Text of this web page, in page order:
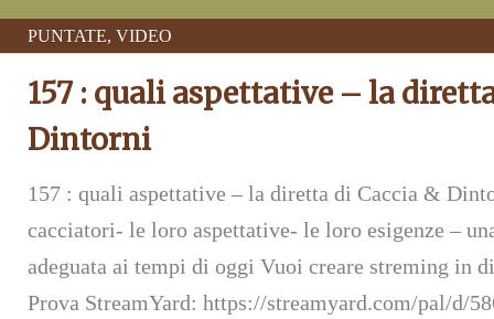
PUNTATE, VIDEO
157 : quali aspettative – la
Dintorni
157 : quali aspettative – la diretta di Caccia &
cacciatori- le loro aspettative- le loro esigenze –
adeguata ai tempi di oggi Vuoi creare streming in
Prova StreamYard: https://streamyard.com/pal/d/